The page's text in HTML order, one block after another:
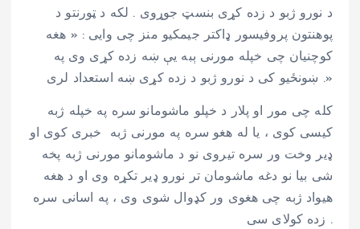
د نورو ژبو د زده کړی بنسټ جوړوی . لکه د ټورنتو د
پوهنتون پروفیسور ډاکتر جیمکیو منز چی وایی : « هغه
کوچنیان چی خپله مورنی ېبه یې ښه زده کړی وی په
ښونځیو کی د نورو ژبو د زده کړی ښه استعداد لری .»
کله چی مور او پلار د خپلو ماشومانو سره په خپله ژبه
کیسی کوی ، یا له هغو سره په مورنی ژبه خبری کوی او
ډیر وخت ور سره تیروی نو د ماشومانو مورنی ژبه پخه
شی بیا نو دغه ماشومان تر نورو ډیر تکړه وی او د هغه
هیواد ژبه چی هغوی ور کډوال شوی وی ، په اسانی سره
زده کولای سی .